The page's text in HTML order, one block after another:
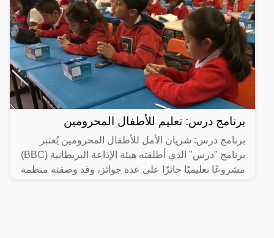
برنامج درس: تعليم للأطفال المحرومين
برنامج درس: شريان الأمل للأطفال المحرومين يُعتبر
برنامج "درس" الذي أطلقته هيئة الإذاعة البريطانية (BBC)
مشروعًا تعليميًا حائزًا على عدة جوائز، وقد وصفته منظمة